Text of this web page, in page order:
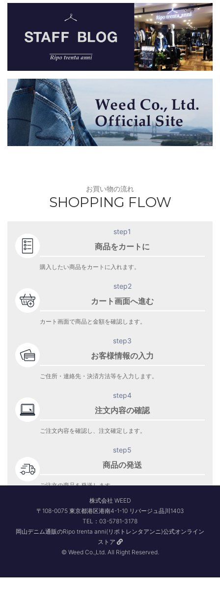
お買い物の流れ
SHOPPING FLOW
step1
商品をカートに
購入したい商品をカートに入れます。
step2
カート画面へ進む
カート画面で商品と金額を確認します。
step3
お客様情報の入力
ご住所・連絡先・決済方法等を入力します。
step4
注文内容の確認
ご注文内容を確認し、注文確定します。
step5
商品の発送
ご注文の商品を発送します。
株式会社 WEED
〒108-0075 東京都港区港南4-1-10 リバージュ品川1403
TEL：03-5781-3178
岡山デニム通販のRipo trenta anni(リポトレンタアンニ)公式オンライン
ストア
© Weed Co.,Ltd. All Right Reserved.